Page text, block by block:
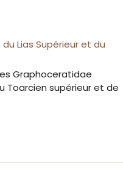
Lias Supérieur et du
Les Graphoceratidae
Toarcien supérieur et de